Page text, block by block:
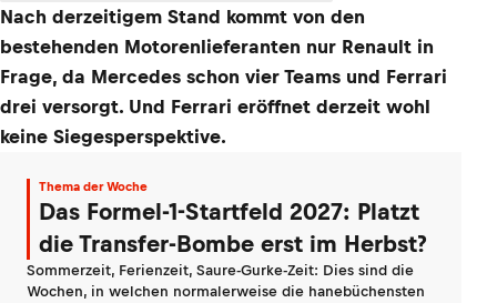
Nach derzeitigem Stand kommt von den
bestehenden Motorenlieferanten nur Renault in
Frage, da Mercedes schon vier Teams und Ferrari
drei versorgt. Und Ferrari eröffnet derzeit wohl
keine Siegesperspektive.
Thema der Woche
Das Formel-1-Startfeld 2027: Platzt
die Transfer-Bombe erst im Herbst?
Sommerzeit, Ferienzeit, Saure-Gurke-Zeit: Dies sind die
Wochen, in welchen normalerweise die hanebüchensten